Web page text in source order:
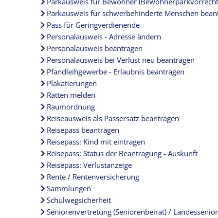
Parkausweis für schwerbehinderte Menschen
Pass für Geringverdienende
Personalausweis - Adresse ändern
Personalausweis beantragen
Personalausweis bei Verlust neu beantragen
Pfandleihgewerbe - Erlaubnis beantragen
Plakatierungen
Ratten melden
Raumordnung
Reiseausweis als Passersatz beantragen
Reisepass beantragen
Reisepass: Kind mit eintragen
Reisepass: Status der Beantragung - Auskunft
Reisepass: Verlustanzeige
Rente / Rentenversicherung
Sammlungen
Schulwegsicherheit
Seniorenvertretung (Seniorenbeirat) /